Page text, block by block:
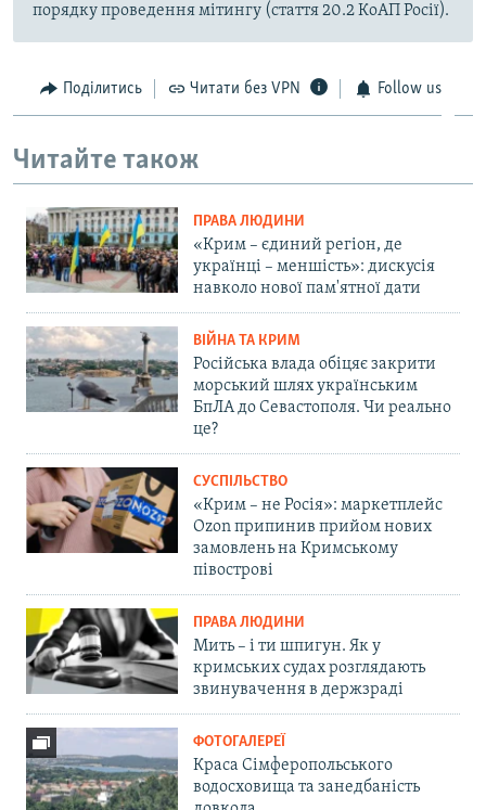
порядку проведення мітингу (стаття 20.2 КоАП Росії).
Поділитись Читати без VPN Follow us
Читайте також
ПРАВА ЛЮДИНИ
«Крим – єдиний регіон, де
українці – меншість»: дискусія
навколо нової пам'ятної дати
ВІЙНА ТА КРИМ
Російська влада обіцяє закрити
морський шлях українським
БпЛА до Севастополя. Чи реально
це?
СУСПІЛЬСТВО
«Крим – не Росія»: маркетплейс
Ozon припинив прийом нових
замовлень на Кримському
півострові
ПРАВА ЛЮДИНИ
Мить – і ти шпигун. Як у
кримських судах розглядають
звинувачення в держзраді
ФОТОГАЛЕРЕЇ
Краса Сімферопольського
водосховища та занедбаність